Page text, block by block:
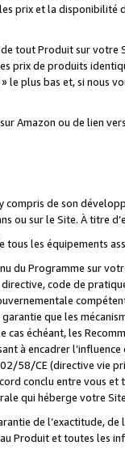
prix et la disponibilité
tout Produit sur
prix de produits
le plus bas et, si nous
Amazon ou de lien
de son
ou sur le Site. À titre
tous les équipements
du Programme sur
code de
que les
échéant, les
à encadrer
58/CE (directive vie
conclu entre vous
qui héberge votre
de l’exactitude,
Produit et toutes les